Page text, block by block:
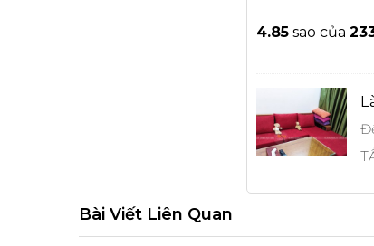
4.85 sao của
Bài Viết Liên Quan